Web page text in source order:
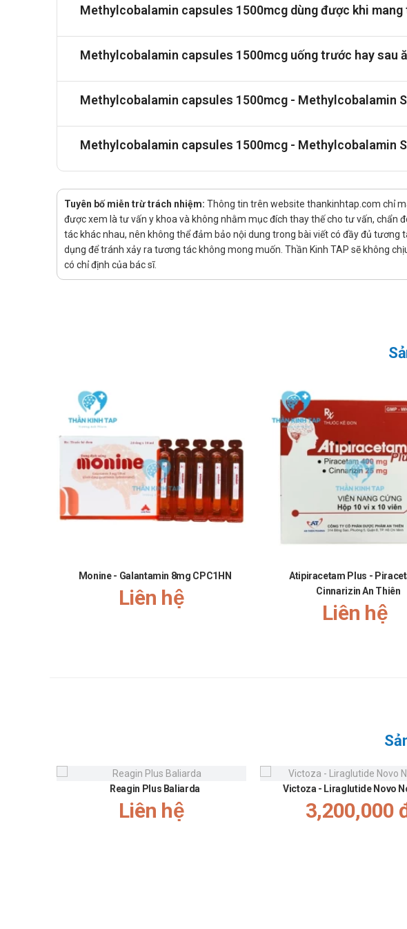
sử dụng trong điều trị các bệnh lý thần kinh và thiếu máu do thiếu
vitamin B12 với liều lượng nhỏ hơn. Việc lựa chọn sản phẩm thay thế
Lời khuyên về dinh dưỡng
Để hỗ trợ hiệu quả của Methylcobalamin capsules 1500mcg, nên bổ
sung vitamin B12 từ các nguồn thực phẩm chức năng hoặc thực phẩm
Methylcobalamin capsules 1500mcg dùng được khi
Methylcobalamin capsules 1500mcg uống trước hay sau
Methylcobalamin capsules 1500mcg - Methylcobalamin
Methylcobalamin capsules 1500mcg - Methylcobalamin
Tuyên bố miễn trừ trách nhiệm: Thông tin trên website thankinhtap.com chỉ
được xem là tư vấn y khoa và không nhằm mục đích thay thế cho tư vấn, chẩn
tác khác nhau, nên không thể đảm bảo nội dung trong bài viết có đầy đủ tương
dụng để tránh xảy ra tương tác không mong muốn. Thần Kinh TAP sẽ không
có chỉ định của bác sĩ.
Monine - Galantamin 8mg CPC1HN
Liên hệ
Atipiracetam Plus -
Cinnarizin An Thiên
Liên hệ
Reagin Plus Baliarda
Liên hệ
Victoza - Liraglutide Novo
3,200,000